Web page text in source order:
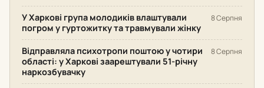
У Харкові група молодиків влаштували
погром у гуртожитку та травмували жінку
8 Серпня
Відправляла психотропи поштою у чотири
області: у Харкові заарештували 51-річну
наркозбувачку
8 Серпня